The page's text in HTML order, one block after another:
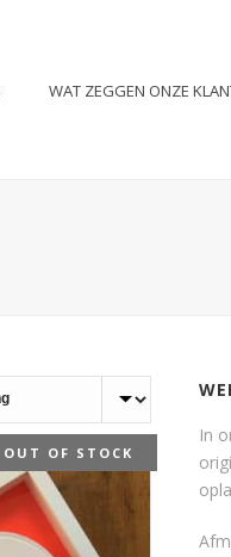
WAT ZEGGEN ONZE
OUT OF STOCK
In